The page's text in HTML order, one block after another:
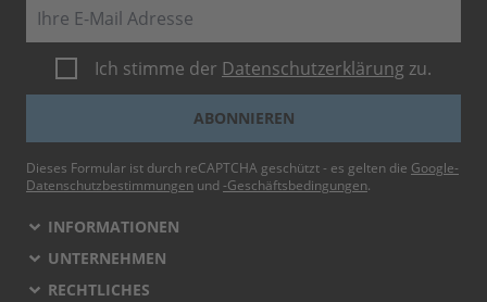
Ich stimme der Datenschutzerklärung zu.
ABONNIEREN
Dieses Formular ist durch reCAPTCHA geschützt - es gelten die Google-
Datenschutzbestimmungen und -Geschäftsbedingungen.
INFORMATIONEN
UNTERNEHMEN
RECHTLICHES